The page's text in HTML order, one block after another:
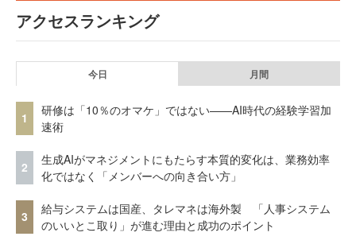
アクセスランキング
今日 月間
1
研修は「10％のオマケ」ではない——AI時代の経験学習加
速術
2
生成AIがマネジメントにもたらす本質的変化は、業務効率
化ではなく「メンバーへの向き合い方」
3
給与システムは国産、タレマネは海外製 「人事システム
のいいとこ取り」が進む理由と成功のポイント